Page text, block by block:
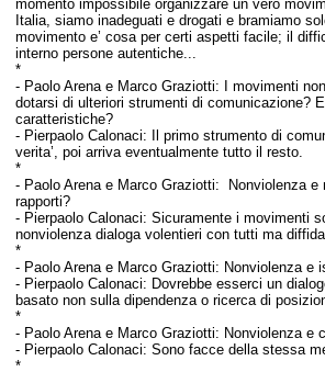
momento impossibile organizzare un vero
Italia, siamo inadeguati e drogati e bramiamo
movimento e’ cosa per certi aspetti facile; il
interno persone autentiche...
*
- Paolo Arena e Marco Graziotti: I movimenti
dotarsi di ulteriori strumenti di comunicazione?
caratteristiche?
- Pierpaolo Calonaci: Il primo strumento di
verita’, poi arriva eventualmente tutto il resto.
*
- Paolo Arena e Marco Graziotti:
Nonviolenza e
rapporti?
- Pierpaolo Calonaci: Sicuramente i movimenti
nonviolenza dialoga volentieri con tutti ma diffida
*
- Paolo Arena e Marco Graziotti: Nonviolenza e
- Pierpaolo Calonaci: Dovrebbe esserci un
basato non sulla dipendenza o ricerca di
*
- Paolo Arena e Marco Graziotti: Nonviolenza e
- Pierpaolo Calonaci: Sono facce della stessa
*